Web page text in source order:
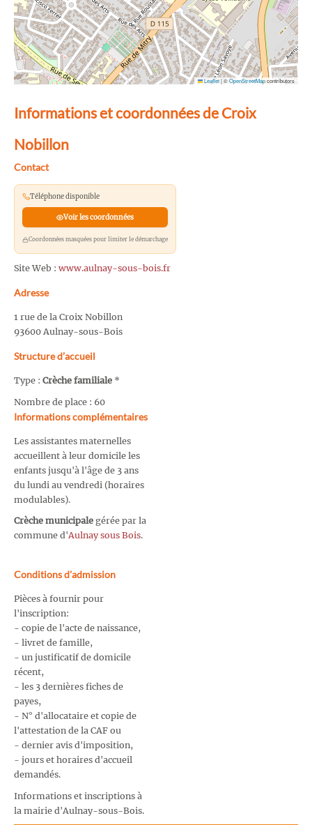
Leaflet|©OpenStreetMapcontributors
Informations et coordonnées de Croix
Nobillon
Contact
Téléphone disponible
Voir les coordonnées
Coordonnées masquées pour limiter le démarchage
Site Web : www.aulnay-sous-bois.fr
Adresse
1 rue de la Croix Nobillon
93600 Aulnay-sous-Bois
Structure d’accueil
Type : Crèche familiale *
Nombre de place : 60
Informations complémentaires
Les assistantes maternelles
accueillent à leur domicile les
enfants jusqu'à l'âge de 3 ans
du lundi au vendredi (horaires
modulables).
Crèche municipale gérée par la
commune d'Aulnay sous Bois.
Conditions d'admission
Pièces à fournir pour
l'inscription:
- copie de l'acte de naissance,
- livret de famille,
- un justificatif de domicile
récent,
- les 3 dernières fiches de
payes,
- N° d'allocataire et copie de
l'attestation de la CAF ou
- dernier avis d'imposition,
- jours et horaires d'accueil
demandés.
Informations et inscriptions à
la mairie d'Aulnay-sous-Bois.